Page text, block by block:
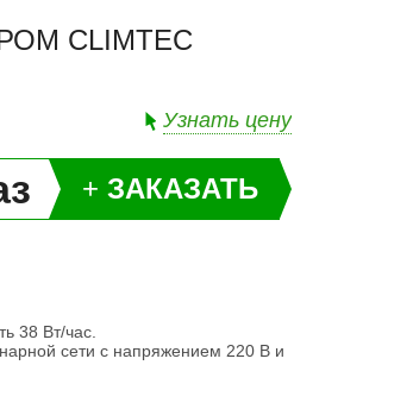
CLIMTEC
Узнать цену
+ ЗАКАЗАТЬ
38 Вт/час.
сети с напряжением 220 В и